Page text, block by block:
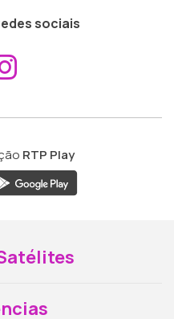
sociais
ao
RTP Play